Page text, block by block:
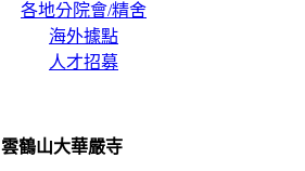
各地分院會/精舍
海外據點
人才招募
雲鶴山大華嚴寺